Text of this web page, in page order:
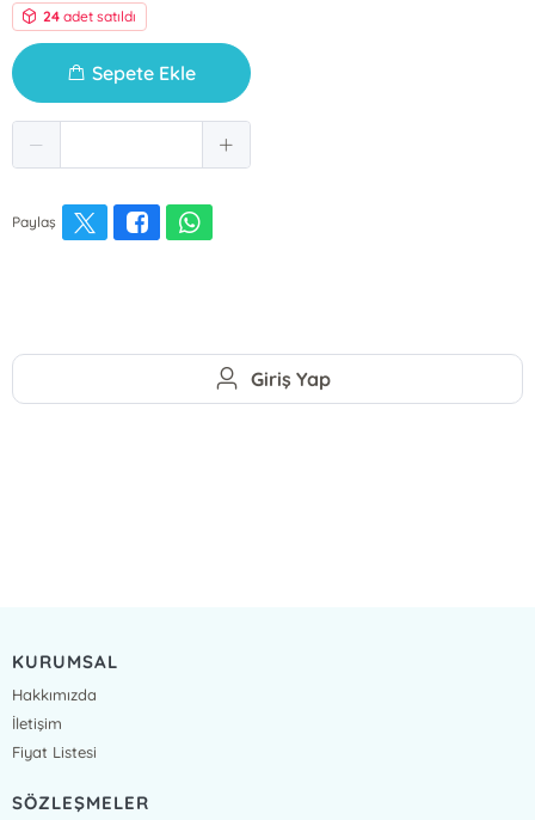
24 adet satıldı
Sepete Ekle
Paylaş
Giriş Yap
KURUMSAL
Hakkımızda
İletişim
Fiyat Listesi
SÖZLEŞMELER